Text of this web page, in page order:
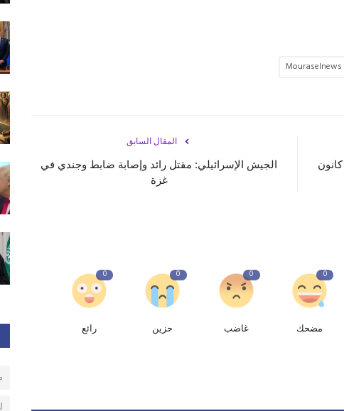
Mouraselnews
المقال السابق
الجيش الإسرائيلي: مقتل رائد وإصابة ضابط وجندي في
غزة
أسرار الصحف اللبنانية الصادرة اليوم الجمعة 27 كانون
0
مضحك
0
غاضب
0
حزين
0
رائع